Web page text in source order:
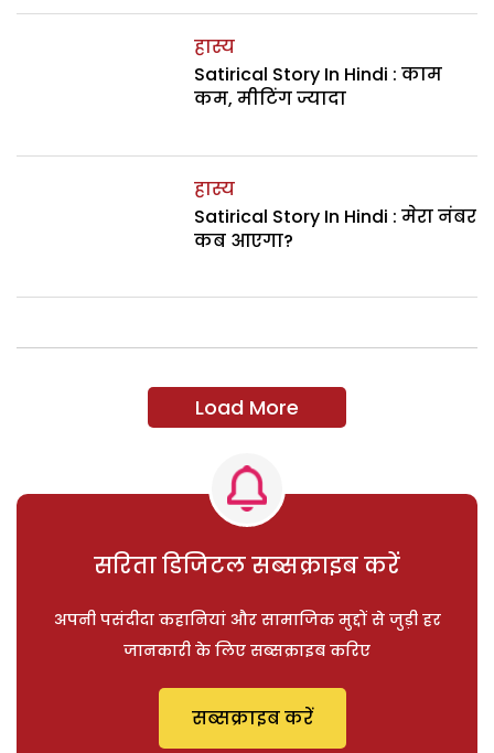
हास्य
Satirical Story In Hindi : काम
कम, मीटिंग ज्यादा
हास्य
Satirical Story In Hindi : मेरा नंबर
कब आएगा?
Load More
सरिता डिजिटल सब्सक्राइब करें
अपनी पसंदीदा कहानियां और सामाजिक मुद्दों से जुड़ी हर
जानकारी के लिए सब्सक्राइब करिए
सब्सक्राइब करें